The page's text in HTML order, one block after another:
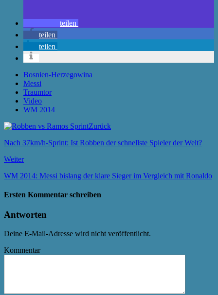
teilen
teilen
teilen
Bosnien-Herzegowina
Messi
Traumtor
Video
WM 2014
Zurück
Nach 37km/h-Sprint: Ist Robben der schnellste Spieler der Welt?
Weiter
WM 2014: Messi bislang der klare Sieger im Vergleich mit Ronaldo
Ersten Kommentar schreiben
Antworten
Deine E-Mail-Adresse wird nicht veröffentlicht.
Kommentar